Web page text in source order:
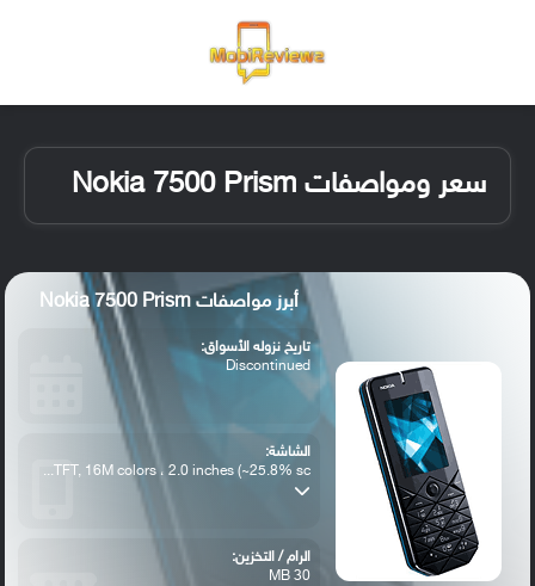
سعر ومواصفات Nokia 7500 Prism
أبرز مواصفات Nokia 7500 Prism
تاريخ نزوله الأسواق:
Discontinued
الشاشة:
TFT, 16M colors ، 2.0 inches (~25.8% sc...
الرام / التخزين:
30 MB